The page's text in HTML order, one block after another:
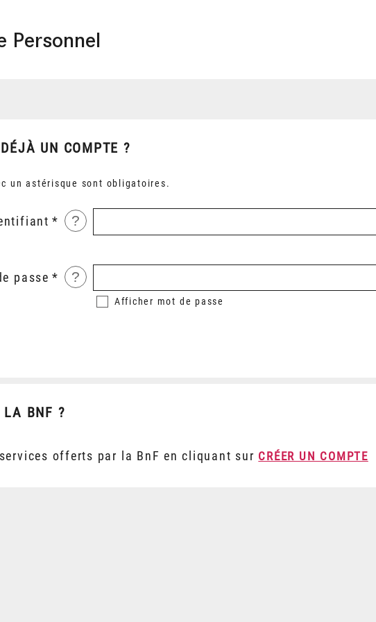
Personnel
UN COMPTE ?
un astérisque sont obligatoires.
?
passe ?
Afficher mot de passe
LA BNF ?
offerts par la BnF en cliquant sur CRÉER UN COMPTE